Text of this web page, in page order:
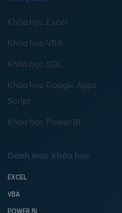
Khóa học Excel
Khóa học VBA
Khóa học SQL
Khóa học Google Apps
Script
Khóa học Power BI
Danh mục khóa học
EXCEL
VBA
POWER BI